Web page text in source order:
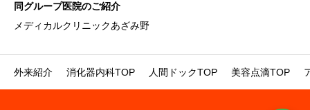
同グループ医院のご紹介
メディカルクリニックあざみ野
外来紹介 消化器内科TOP 人間ドックTOP 美容点滴TOP